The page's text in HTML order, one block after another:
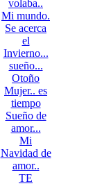
volaba..
Mi mundo.
Se acerca
el
Invierno...
sueño...
Otoño
Mujer.. es
tiempo
Sueño de
amor...
Mi
Navidad de
amor..
TE